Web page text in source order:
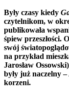
Były czasy kiedy
czytelnikom, w
publikowała
śpiew przeszłości.
swój
na przykład
Jarosław
były już naczelny
korzeni.